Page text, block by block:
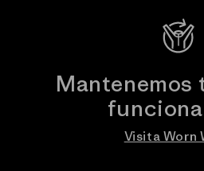
Mantenemos
Visita Worn